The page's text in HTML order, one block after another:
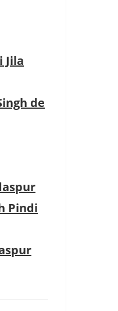
Jila
de
Pindi